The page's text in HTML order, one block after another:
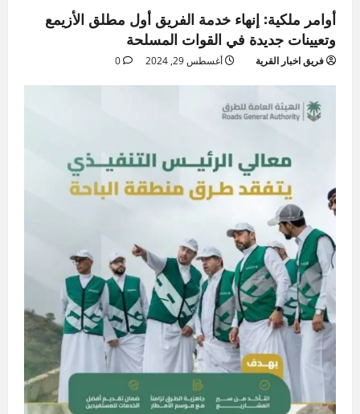
أوامر ملكية: إنهاء خدمة الفريق أول مطلق الأزيمع
وتعيينات جديدة في القوات المسلحة
فريق اخبار القرية أغسطس 29, 2024 0